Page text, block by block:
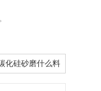
化硅砂磨什么料